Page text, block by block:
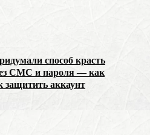
способ красть
СМС и пароля — как
защитить аккаунт